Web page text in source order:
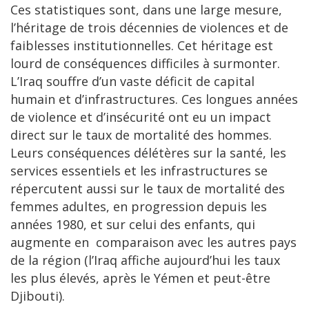
Ces statistiques sont, dans une large mesure,
l’héritage de trois décennies de violences et de
faiblesses institutionnelles. Cet héritage est
lourd de conséquences difficiles à surmonter.
L’Iraq souffre d’un vaste déficit de capital
humain et d’infrastructures. Ces longues années
de violence et d’insécurité ont eu un impact
direct sur le taux de mortalité des hommes.
Leurs conséquences délétères sur la santé, les
services essentiels et les infrastructures se
répercutent aussi sur le taux de mortalité des
femmes adultes, en progression depuis les
années 1980, et sur celui des enfants, qui
augmente en comparaison avec les autres pays
de la région (l’Iraq affiche aujourd’hui les taux
les plus élevés, après le Yémen et peut-être
Djibouti).